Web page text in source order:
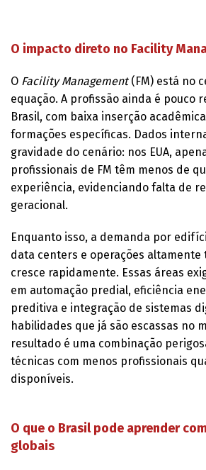
O impacto direto no Facility
O Facility Management(FM) está no
equação. A profissão ainda é pouco
Brasil, com baixa inserção
formações específicas. Dados
gravidade do cenário: nos EUA,
profissionais de FM têm menos de
experiência, evidenciando falta de
geracional.
Enquanto isso, a demanda por
data centers e operações altamente
cresce rapidamente. Essas áreas
em automação predial, eficiência
preditiva e integração de sistemas
habilidades que já são escassas no
resultado é uma combinação
técnicas com menos profissionais
disponíveis.
O que o Brasil pode aprender
globais